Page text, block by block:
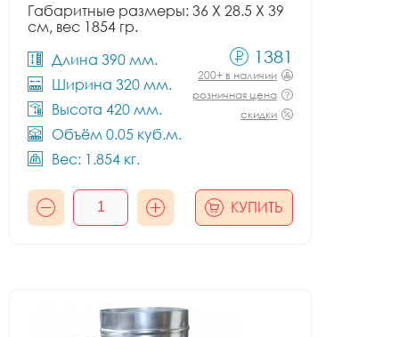
Габаритные размеры: 36 X 28.5 X 39
см, вес 1854 гр.
Длина 390 мм.
Ширина 320 мм.
Высота 420 мм.
Объём 0.05 куб.м.
Вес: 1.854 кг.
1381
200+ в наличии
розничная цена
скидки
КУПИТЬ